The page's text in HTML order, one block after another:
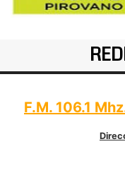
F.M. 106.1